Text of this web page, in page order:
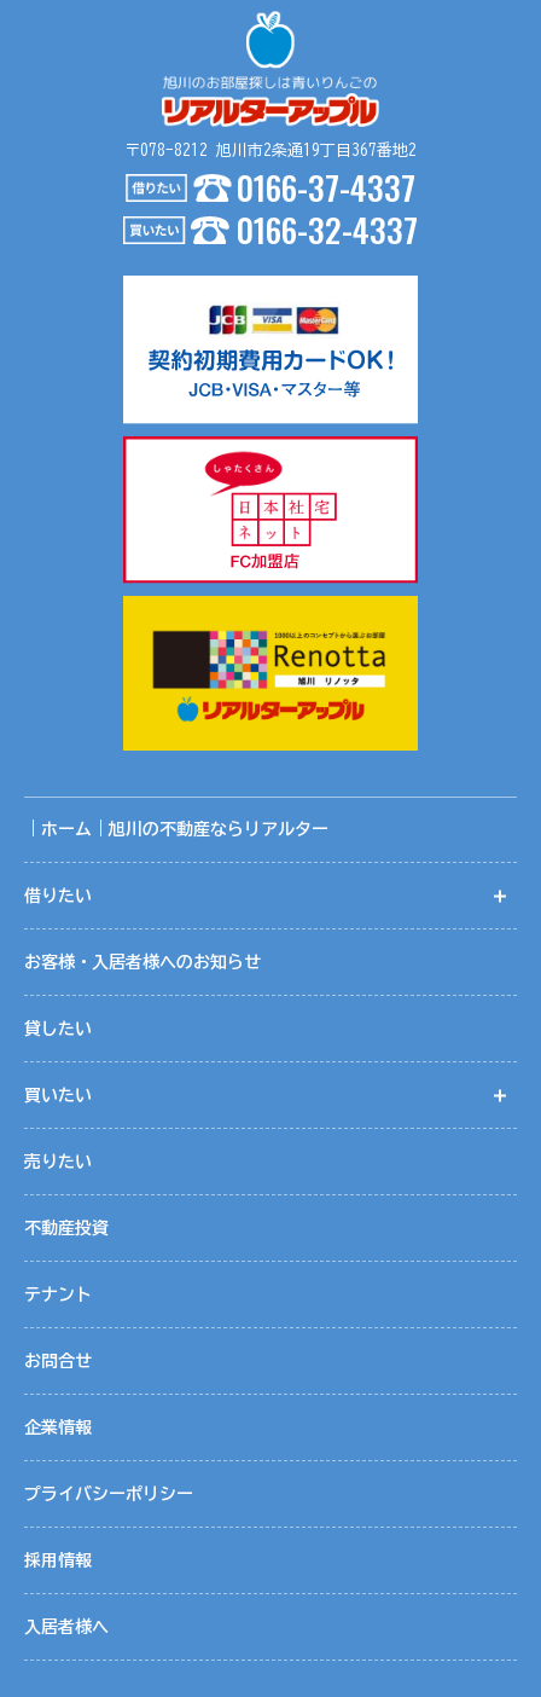
〒078-8212 旭川市2条通19丁目367番地2
0166-37-4337
0166-32-4337
｜ホーム｜旭川の不動産ならリアルター
借りたい
お客様・入居者様へのお知らせ
貸したい
買いたい
売りたい
不動産投資
テナント
お問合せ
企業情報
プライバシーポリシー
採用情報
入居者様へ